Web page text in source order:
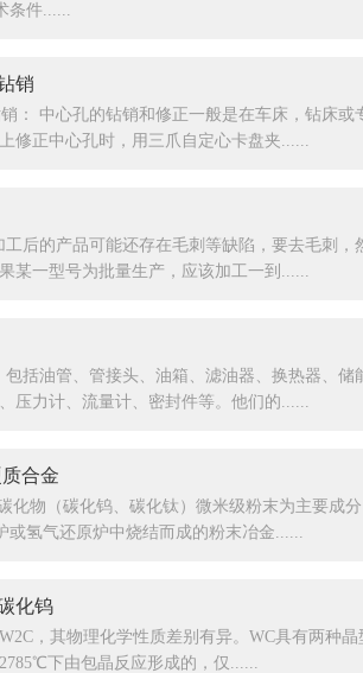
条件......
销
： 中心孔的钻销和修正一般是在车床，钻床或
修正中心孔时，用三爪自定心卡盘夹......
后的产品可能还存在毛刺等缺陷，要去毛刺，
某一型号为批量生产，应该加工一到......
括油管、管接头、油箱、滤油器、换热器、储
压力计、流量计、密封件等。他们的......
合金
化物（碳化钨、碳化钛）微米级粉末为主要成
或氢气还原炉中烧结而成的粉末冶金......
化钨
，其物理化学性质差别有异。WC具有两种
下由包晶反应形成的，仅......